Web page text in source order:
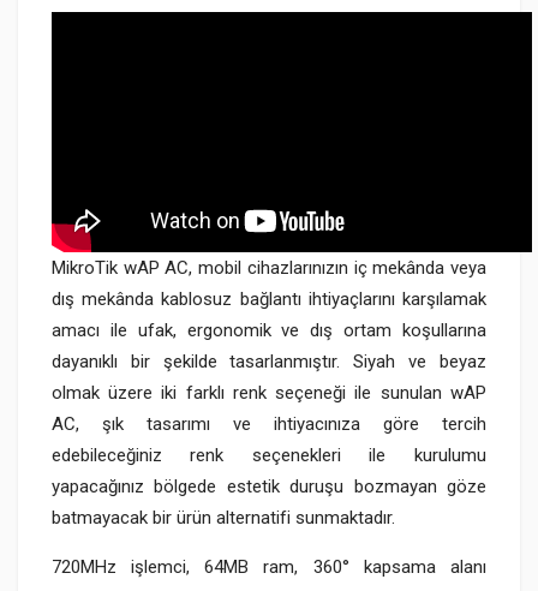
MikroTik wAP AC, mobil cihazlarınızın iç mekânda veya
dış mekânda kablosuz bağlantı ihtiyaçlarını karşılamak
amacı ile ufak, ergonomik ve dış ortam koşullarına
dayanıklı bir şekilde tasarlanmıştır. Siyah ve beyaz
olmak üzere iki farklı renk seçeneği ile sunulan wAP
AC, şık tasarımı ve ihtiyacınıza göre tercih
edebileceğiniz renk seçenekleri ile kurulumu
yapacağınız bölgede estetik duruşu bozmayan göze
batmayacak bir ürün alternatifi sunmaktadır.
720MHz işlemci, 64MB ram, 360° kapsama alanı